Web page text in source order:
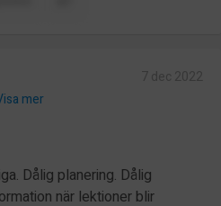
mer
Dålig planering. Dålig
när lektioner blir